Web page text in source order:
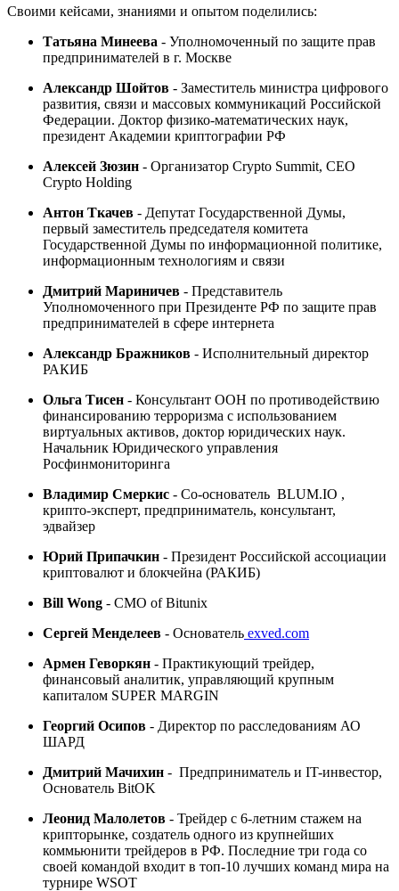
Своими кейсами, знаниями и опытом поделились:
Татьяна Минеева - Уполномоченный по защите прав
предпринимателей в г. Москве
Александр Шойтов - Заместитель министра цифрового
развития, связи и массовых коммуникаций Российской
Федерации. Доктор физико-математических наук,
президент Академии криптографии РФ
Алексей Зюзин - Организатор Crypto Summit, CEO
Crypto Holding
Антон Ткачев - Депутат Государственной Думы,
первый заместитель председателя комитета
Государственной Думы по информационной политике,
информационным технологиям и связи
Дмитрий Мариничев - Представитель
Уполномоченного при Президенте РФ по защите прав
предпринимателей в сфере интернета
Александр Бражников - Исполнительный директор
РАКИБ
Ольга Тисен - Консультант ООН по противодействию
финансированию терроризма с использованием
виртуальных активов, доктор юридических наук.
Начальник Юридического управления
Росфинмониторинга
Владимир Смеркис - Со-основатель BLUM.IO ,
крипто-эксперт, предприниматель, консультант,
эдвайзер
Юрий Припачкин - Президент Российской ассоциации
криптовалют и блокчейна (РАКИБ)
Bill Wong - CMO of Bitunix
Сергей Менделеев - Основатель exved.com
Армен Геворкян - Практикующий трейдер,
финансовый аналитик, управляющий крупным
капиталом SUPER MARGIN
Георгий Осипов - Директор по расследованиям АО
ШАРД
Дмитрий Мачихин - Предприниматель и IT-инвестор,
Основатель BitOK
Леонид Малолетов - Трейдер с 6-летним стажем на
крипторынке, создатель одного из крупнейших
коммьюнити трейдеров в РФ. Последние три года со
своей командой входит в топ-10 лучших команд мира на
турнире WSOT